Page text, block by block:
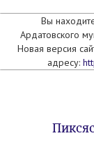
Вы
Ардатовского
Новая версия
адресу: